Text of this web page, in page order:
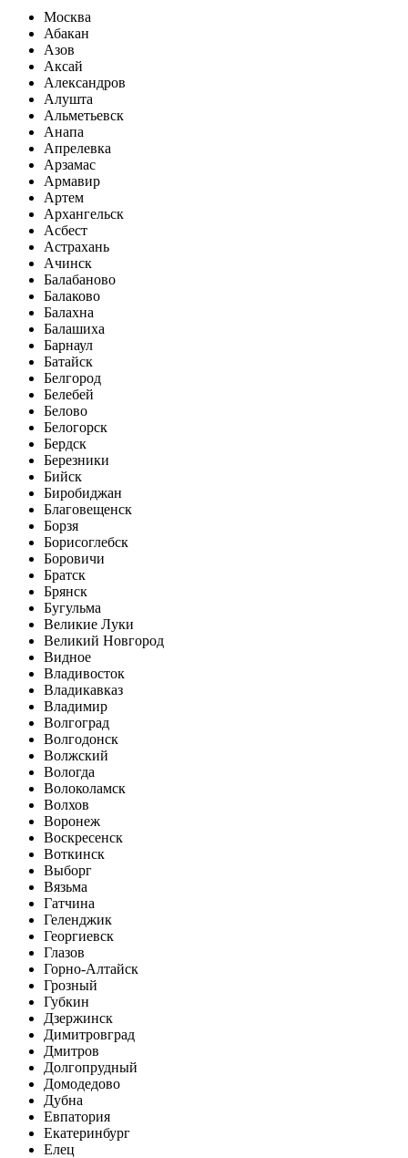
Москва
Абакан
Азов
Аксай
Александров
Алушта
Альметьевск
Анапа
Апрелевка
Арзамас
Армавир
Артем
Архангельск
Асбест
Астрахань
Ачинск
Балабаново
Балаково
Балахна
Балашиха
Барнаул
Батайск
Белгород
Белебей
Белово
Белогорск
Бердск
Березники
Бийск
Биробиджан
Благовещенск
Борзя
Борисоглебск
Боровичи
Братск
Брянск
Бугульма
Великие Луки
Великий Новгород
Видное
Владивосток
Владикавказ
Владимир
Волгоград
Волгодонск
Волжский
Вологда
Волоколамск
Волхов
Воронеж
Воскресенск
Воткинск
Выборг
Вязьма
Гатчина
Геленджик
Георгиевск
Глазов
Горно-Алтайск
Грозный
Губкин
Дзержинск
Димитровград
Дмитров
Долгопрудный
Домодедово
Дубна
Евпатория
Екатеринбург
Елец